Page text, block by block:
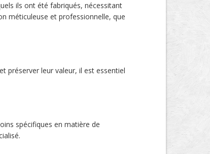
ils ont été fabriqués, nécessitant
méticuleuse et professionnelle, que
préserver leur valeur, il est essentiel
spécifiques en matière de